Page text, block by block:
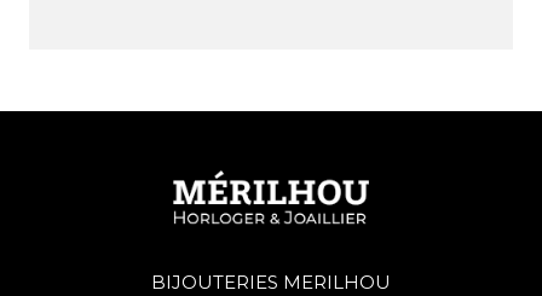
BIJOUTERIES MERILHOU